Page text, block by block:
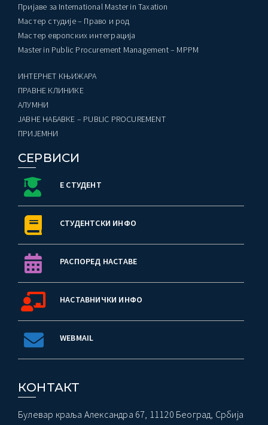
Пријаве за International Master in Taxation
Мастер студије – Право и род
Мастер европских интеграција
Master in Public Procurement Management – MPPM
ИНТЕРНЕТ КЊИЖАРА
ПРАВНЕ КЛИНИКЕ
AЛУМНИ
ЈАВНЕ НАБАВКЕ – PUBLIC PROCUREMENT
ПРИЈЕМНИ
СЕРВИСИ
Е СТУДЕНТ
СТУДЕНТСКИ ИНФО
РАСПОРЕД НАСТАВЕ
НАСТАВНИЧКИ ИНФО
WEBMAIL
КОНТАКТ
Булевар краља Александра 67, 11120 Београд, Србија